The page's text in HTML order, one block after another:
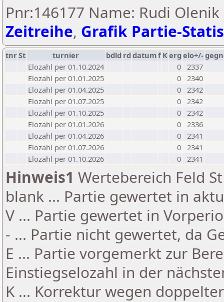
Pnr:146177 Name: Rudi Olenik
Zeitreihe, Grafik Partie-
tnrSt turnier bdld rd datumf Kerg elo+/-
Elozahl per 01.10.2024
0 2337
Elozahl per 01.01.2025
0 2340
Elozahl per 01.04.2025
0 2342
Elozahl per 01.07.2025
0 2342
Elozahl per 01.10.2025
0 2342
Elozahl per 01.01.2026
0 2336
Elozahl per 01.04.2026
0 2341
Elozahl per 01.07.2026
0 2341
Elozahl per 01.10.2026
0 2341
Hinweis1 Wertebereich Feld
blank ... Partie gewertet in
V ... Partie gewertet in
- ... Partie nicht gewertet, da
E ... Partie vorgemerkt zur
Einstiegselozahl in der
K ... Korrektur wegen